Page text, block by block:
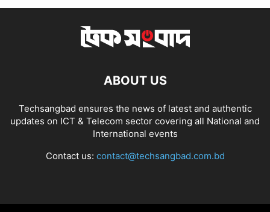
ABOUT US
Techsangbad ensures the news of latest and authentic
updates on ICT & Telecom sector covering all National and
International events
Contact us: contact@techsangbad.com.bd